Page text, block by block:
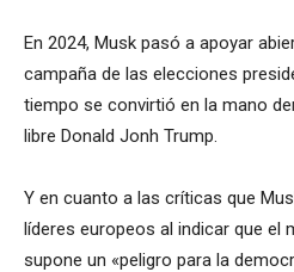
En 2024, Musk pasó a apoyar
campaña de las elecciones
tiempo se convirtió en la mano
libre Donald Jonh Trump.
Y en cuanto a las críticas que
líderes europeos al indicar que el
supone un «peligro para la